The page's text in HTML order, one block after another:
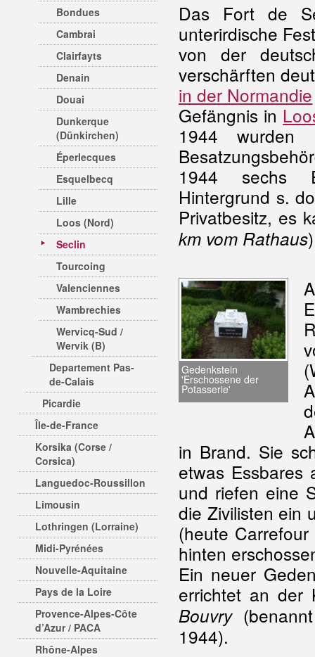
Bondues
Cambrai
Clairfayts
Denain
Douai
Dunkerque
(Dünkirchen)
Éperlecques
Esquelbecq
Lille
Loos (Nord)
Seclin
Tourcoing
Valenciennes
Wambrechies
Wervicq-Sud /
Wervik (B)
Departement Pas-
de-Calais
Picardie
Île-de-France
Korsika (Corse /
Corsica)
Languedoc-Roussillon
Limousin
Lothringen (Lorraine)
Midi-Pyrénées
Nouvelle-Aquitaine
Pays de la Loire
Provence-Alpes-Côte
d’Azur / PACA
Rhône-Alpes
Das Fort de
unterirdische
von der
verschärften
in der Normandie
Gefängnis in
1944 wurden
1944 sechs
Hintergrund s.
Privatbesitz, es
km vom Rathaus
Gedenkstein
'Erschossene der
Potasserie'
in Brand. Sie
etwas Essbares
und riefen eine
die Zivilisten ein
(heute
hinten
Ein neuer
errichtet an der
Bouvry
1944).